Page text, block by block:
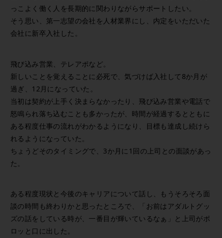
っこよく働く人を長期的に関わりながらサポートしたい。
そう思い、第一志望の会社を人材業界にし、内定をいただいた
会社に新卒入社した。
飛び込み営業、テレアポなど。
新しいことを覚えることに必死で、気づけば入社して8か月が
過ぎ、12月になっていた。
当初は契約が上手く決まらなかったり、飛び込み営業や電話で
怒鳴られ落ち込むことも多かったが、時間が経過するとともに
ある程度仕事の流れがわかるようになり、目標も達成し続けら
れるようになっていた。
ちょうどそのタイミングで、3か月に1回の上司との面談があっ
た。
ある程度現状と今後のキャリアについて話し、もうそろそろ面
談の時間も終わりかと思ったところで、「お前はアダルトグッ
ズの話をしている時が、一番目が輝いているなぁ」と上司がポ
ロッと口に出した。